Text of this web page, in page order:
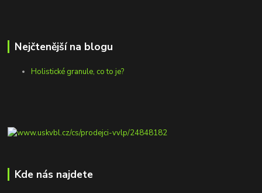
Nejčtenější na blogu
Holistické granule, co to je?
Kde nás najdete